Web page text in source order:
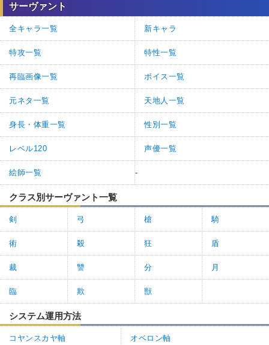
サーヴァント
全キャラ一覧 新キャラ
特攻一覧 特性一覧
再臨画像一覧 ボイス一覧
元ネタ一覧 天地人一覧
身長・体重一覧 性別一覧
レベル120 声優一覧
絵師一覧 -
クラス別サーヴァント一覧
剣 弓 槍 騎
術 殺 狂 盾
裁 讐 分 月
臨 欺 獣
システム運用方法
コヤンスカヤ軸 オベロン軸